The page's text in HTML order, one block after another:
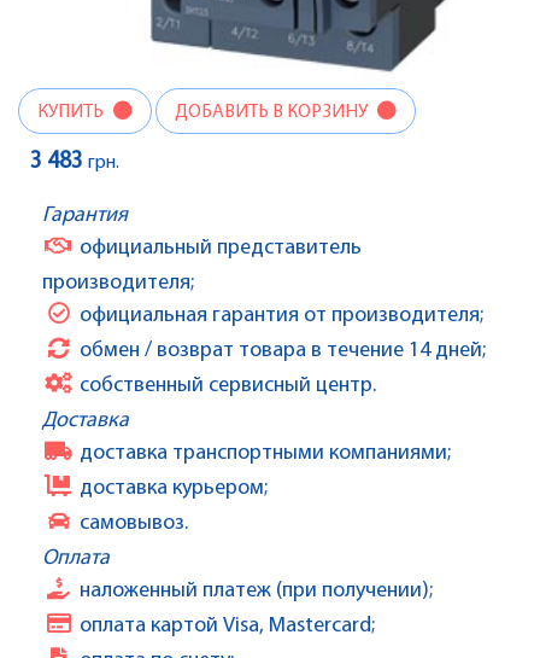
КУПИТЬ ДОБАВИТЬ В КОРЗИНУ
3 483 грн.
Гарантия
официальный представитель
производителя;
официальная гарантия от производителя;
обмен / возврат товара в течение 14 дней;
собственный сервисный центр.
Доставка
доставка транспортными компаниями;
доставка курьером;
самовывоз.
Оплата
наложенный платеж (при получении);
оплата картой Visa, Mastercard;